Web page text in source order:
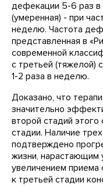
дефекации 5-6 раз в
(умеренная) - при
неделю. Частота
представленная в
современной
с третьей (тяжелой)
1-2 раза в неделю.
Доказано, что
значительно
второй стадий
стадии. Наличие
подтверждено
жизни, нарастающим
увеличением приема
к третьей стадии